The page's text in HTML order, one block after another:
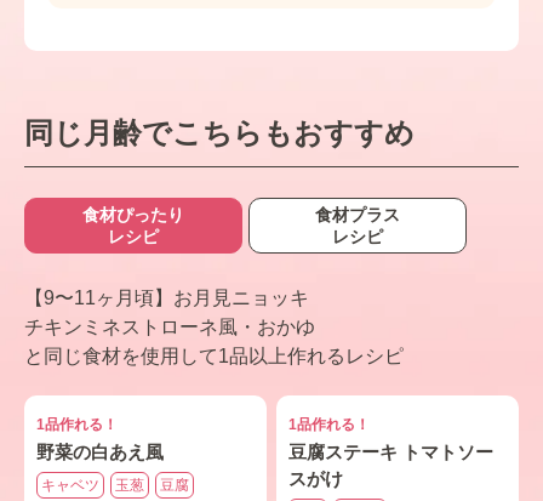
同じ月齢でこちらもおすすめ
食材ぴったり
レシピ
食材プラス
レシピ
【9〜11ヶ月頃】お月見ニョッキ
チキンミネストローネ風・おかゆ
と同じ食材を使用して1品以上作れるレシピ
1品作れる！
野菜の白あえ風
キャベツ 玉葱 豆腐
1品作れる！
豆腐ステーキ トマトソー
スがけ